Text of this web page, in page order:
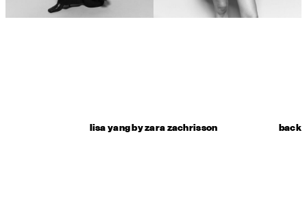
lisa yang by zara zachrisson back